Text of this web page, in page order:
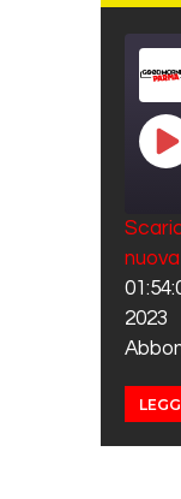
RSS
LINK
2023